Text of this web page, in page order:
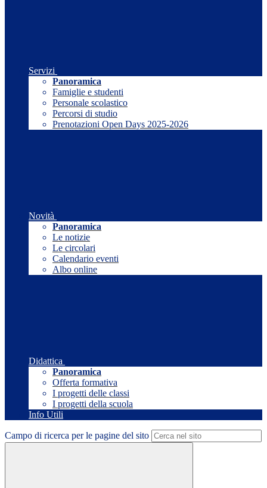
Servizi
Panoramica
Famiglie e studenti
Personale scolastico
Percorsi di studio
Prenotazioni Open Days 2025-2026
Novità
Panoramica
Le notizie
Le circolari
Calendario eventi
Albo online
Didattica
Panoramica
Offerta formativa
I progetti delle classi
I progetti della scuola
Info Utili
Campo di ricerca per le pagine del sito